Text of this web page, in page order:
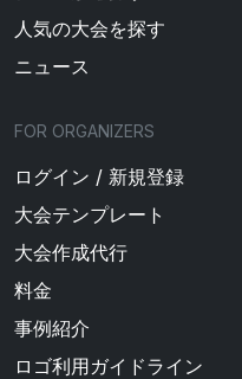
人気の大会を探す
ニュース
FOR ORGANIZERS
ログイン / 新規登録
大会テンプレート
大会作成代行
料金
事例紹介
ロゴ利用ガイドライン